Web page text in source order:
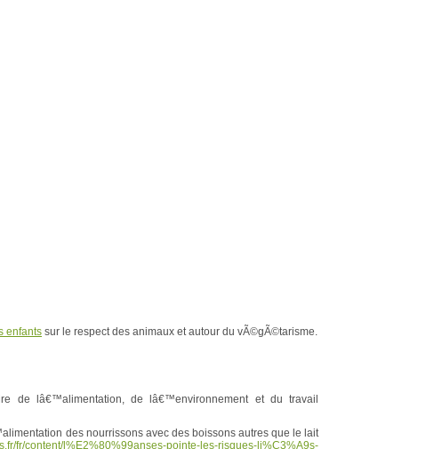
enfants sur le respect des animaux et autour du vÃ©gÃ©tarisme.
de lâ€™alimentation, de lâ€™environnement et du travail
des nourrissons avec des boissons autres que le lait
fr/content/l%E2%80%99anses-pointe-les-risques-li%C3%A9s-